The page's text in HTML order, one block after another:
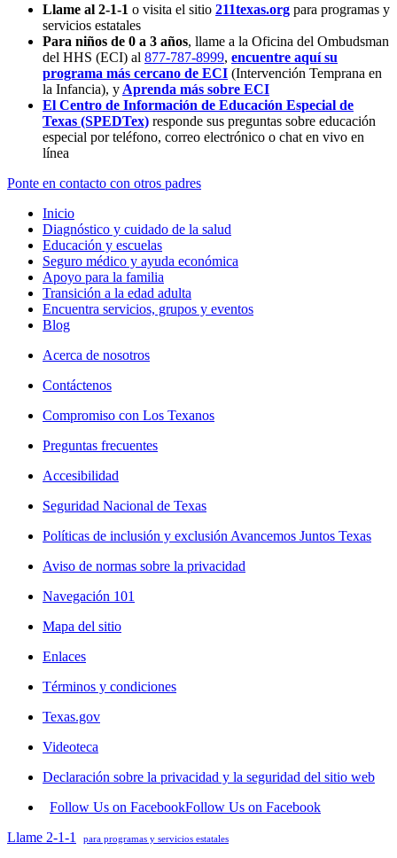
Llame al 2-1-1 o visita el sitio 211texas.org para programas y
servicios estatales
Para niños de 0 a 3 años, llame a la Oficina del Ombudsman
del HHS (ECI) al 877-787-8999, encuentre aquí su
programa más cercano de ECI (Intervención Temprana en
la Infancia), y Aprenda más sobre ECI
El Centro de Información de Educación Especial de
Texas (SPEDTex) responde sus preguntas sobre educación
especial por teléfono, correo electrónico o chat en vivo en
línea
Ponte en contacto con otros padres
Inicio
Diagnóstico y cuidado de la salud
Educación y escuelas
Seguro médico y ayuda económica
Apoyo para la familia
Transición a la edad adulta
Encuentra servicios, grupos y eventos
Blog
Acerca de nosotros
Contáctenos
Compromiso con Los Texanos
Preguntas frecuentes
Accesibilidad
Seguridad Nacional de Texas
Políticas de inclusión y exclusión Avancemos Juntos Texas
Aviso de normas sobre la privacidad
Navegación 101
Mapa del sitio
Enlaces
Términos y condiciones
Texas.gov
Videoteca
Declaración sobre la privacidad y la seguridad del sitio web
Follow Us on FacebookFollow Us on Facebook
Llame 2-1-1
para programas y servicios estatales